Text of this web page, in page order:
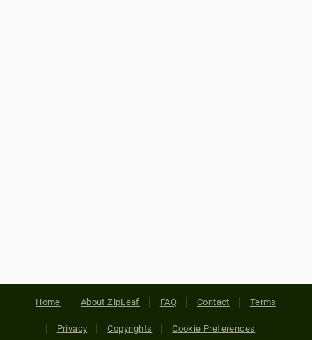
Home About ZipLeaf FAQ Contact Terms
Privacy Copyrights Cookie Preferences